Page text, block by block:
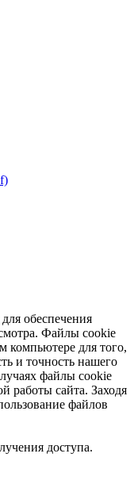
обеспечения
Файлы cookie
для того,
и точность нашего
файлы cookie
работы сайта. Заходя
файлов